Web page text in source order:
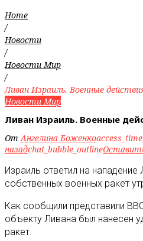
Home
/
Новости
/
Новости Мир
/
Ливан Израиль. Военные
Новости Мир
Ливан Израиль. Военные
ОтАнгелина Боженкоaccess_time
назадchat_bubble_outline
Израиль ответил на
собственных военных ракет
Как сообщили представили
объекту Ливана был нанесен
ракет.